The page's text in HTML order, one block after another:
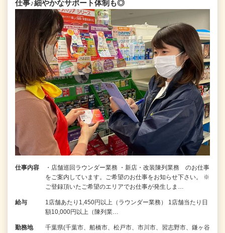
仕事♪細やかなサポート体制も◎
仕事内容
・店舗巡回ラウンダー業務 ・新店・改装陳列業務 のお仕事
をご案内しています。ご希望のお仕事をお知らせ下さい。 ※
ご登録頂いたご希望のエリアでお仕事が発生しま…
給与
1店舗あたり1,450円以上（ラウンダー業務） 1店舗当たり日
額10,000円以上（陳列業…
勤務地
千葉県(千葉市、船橋市、松戸市、市川市、習志野市、鎌ヶ谷